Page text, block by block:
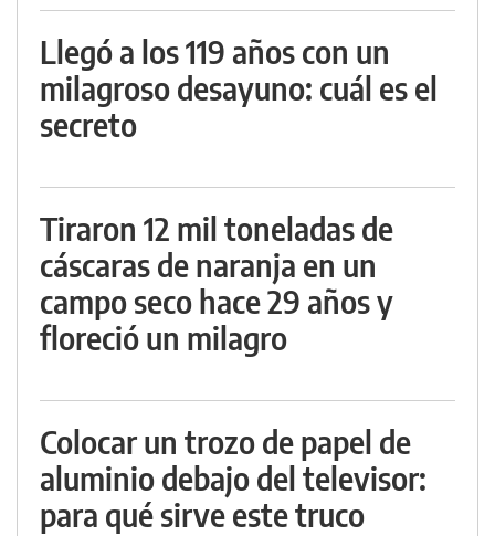
Llegó a los 119 años con un
milagroso desayuno: cuál es el
secreto
Tiraron 12 mil toneladas de
cáscaras de naranja en un
campo seco hace 29 años y
floreció un milagro
Colocar un trozo de papel de
aluminio debajo del televisor:
para qué sirve este truco